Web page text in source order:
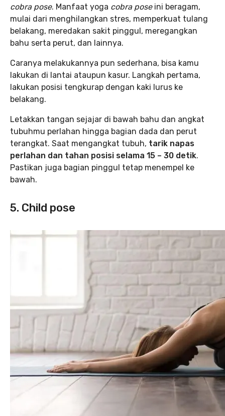
cobra pose. Manfaat yoga cobra poseini beragam,
mulai dari menghilangkan stres, memperkuat tulang
belakang, meredakan sakit pinggul, meregangkan
bahu serta perut, dan lainnya.
Caranya melakukannya pun sederhana, bisa kamu
lakukan di lantai ataupun kasur. Langkah pertama,
lakukan posisi tengkurap dengan kaki lurus ke
belakang.
Letakkan tangan sejajar di bawah bahu dan angkat
tubuhmu perlahan hingga bagian dada dan perut
terangkat. Saat mengangkat tubuh, tarik napas
perlahan dan tahan posisi selama 15 – 30 detik.
Pastikan juga bagian pinggul tetap menempel ke
bawah.
5. Child pose